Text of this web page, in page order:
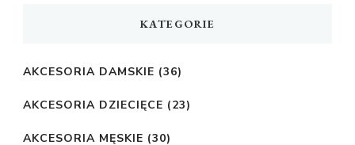
KATEGORIE
AKCESORIA DAMSKIE (36)
AKCESORIA DZIECIĘCE (23)
AKCESORIA MĘSKIE (30)